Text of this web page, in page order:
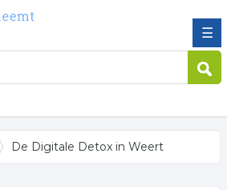
☰
De Digitale Detox in Weert